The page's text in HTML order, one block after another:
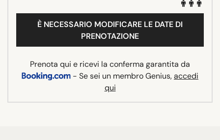
È NECESSARIO MODIFICARE LE DATE DI
PRENOTAZIONE
Prenota qui e ricevi la conferma garantita da
- Se sei un membro Genius,accedi
qui